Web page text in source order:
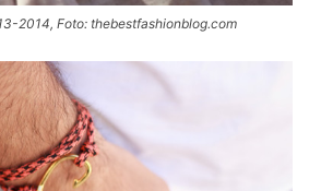
2014, Foto: thebestfashionblog.com